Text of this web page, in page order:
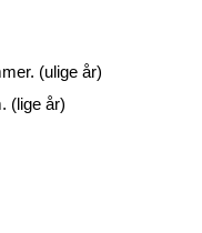
(ulige år)
(lige år)